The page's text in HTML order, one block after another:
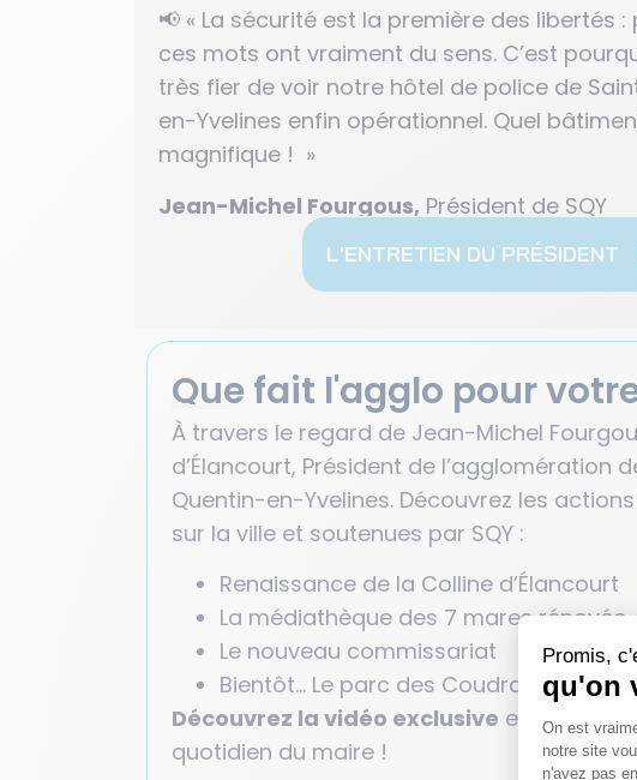
📢 « La sécurité est la première des libertés :
ces mots ont vraiment du sens. C’est
très fier de voir notre hôtel de police de
en-Yvelines enfin opérationnel. Quel
magnifique ! »
Jean-Michel Fourgous, Président de SQY
L'ENTRETIEN DU PRÉSIDENT
Que fait l'agglo pour
À travers le regard de Jean-Michel
d’Élancourt, Président de l’agglomération
Quentin-en-Yvelines. Découvrez les
sur la ville et soutenues par SQY :
Renaissance de la Colline d’Élancourt
La médiathèque des 7 mares rénovée
Le nouveau commissariat
Bientôt… Le parc des Coudrays
Découvrez la vidéo exclusive en
quotidien du maire !